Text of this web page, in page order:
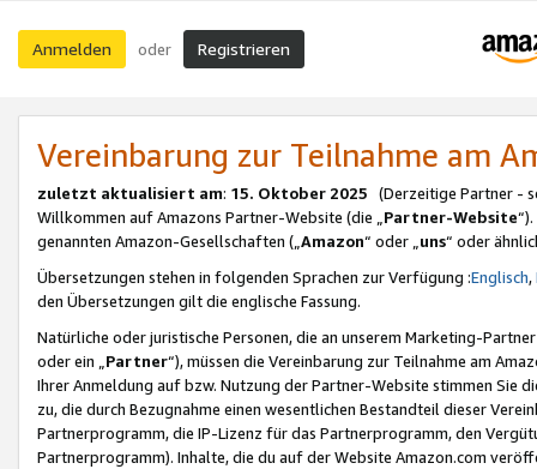
Anmelden oder Registrieren
Vereinbarung zur Teilnahme am
zuletzt aktualisiert am: 15. Oktober 2025 (Derzeitige Partner -
Willkommen auf Amazons Partner-Website (die „Partner-Website
genannten Amazon-Gesellschaften („Amazon“ oder „uns“ oder
Übersetzungen stehen in folgenden Sprachen zur Verfügung :Englisch,
den Übersetzungen gilt die englische Fassung.
Natürliche oder juristische Personen, die an unserem Marketing-
oder ein „Partner“), müssen die Vereinbarung zur Teilnahme am
Ihrer Anmeldung auf bzw. Nutzung der Partner-Website stimmen Sie
zu, die durch Bezugnahme einen wesentlichen Bestandteil dieser
Partnerprogramm, die IP-Lizenz für das Partnerprogramm, den
Partnerprogramm). Inhalte, die du auf der Website Amazon.com